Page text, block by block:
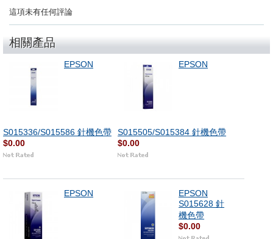
這項未有任何評論
相關產品
EPSON
S015336/S015586 針機色帶
$0.00
EPSON
S015505/S015384 針機色帶
$0.00
EPSON
EPSON
S015628 針
機色帶
$0.00